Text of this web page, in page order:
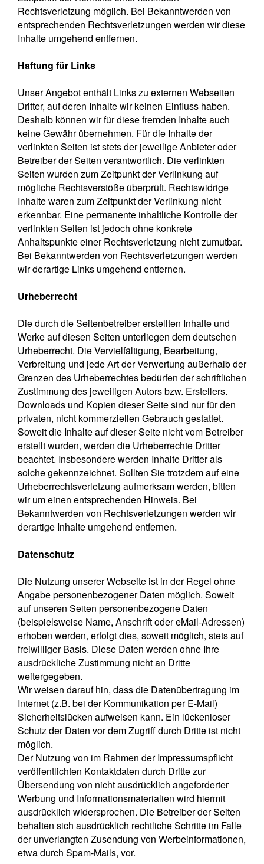
Rechtsverletzung möglich. Bei Bekanntwerden von
entsprechenden Rechtsverletzungen werden wir diese
Inhalte umgehend entfernen.
Haftung für Links
Unser Angebot enthält Links zu externen Webseiten
Dritter, auf deren Inhalte wir keinen Einfluss haben.
Deshalb können wir für diese fremden Inhalte auch
keine Gewähr übernehmen. Für die Inhalte der
verlinkten Seiten ist stets der jeweilige Anbieter oder
Betreiber der Seiten verantwortlich. Die verlinkten
Seiten wurden zum Zeitpunkt der Verlinkung auf
mögliche Rechtsverstöße überprüft. Rechtswidrige
Inhalte waren zum Zeitpunkt der Verlinkung nicht
erkennbar. Eine permanente inhaltliche Kontrolle der
verlinkten Seiten ist jedoch ohne konkrete
Anhaltspunkte einer Rechtsverletzung nicht zumutbar.
Bei Bekanntwerden von Rechtsverletzungen werden
wir derartige Links umgehend entfernen.
Urheberrecht
Die durch die Seitenbetreiber erstellten Inhalte und
Werke auf diesen Seiten unterliegen dem deutschen
Urheberrecht. Die Vervielfältigung, Bearbeitung,
Verbreitung und jede Art der Verwertung außerhalb der
Grenzen des Urheberrechtes bedürfen der schriftlichen
Zustimmung des jeweiligen Autors bzw. Erstellers.
Downloads und Kopien dieser Seite sind nur für den
privaten, nicht kommerziellen Gebrauch gestattet.
Soweit die Inhalte auf dieser Seite nicht vom Betreiber
erstellt wurden, werden die Urheberrechte Dritter
beachtet. Insbesondere werden Inhalte Dritter als
solche gekennzeichnet. Sollten Sie trotzdem auf eine
Urheberrechtsverletzung aufmerksam werden, bitten
wir um einen entsprechenden Hinweis. Bei
Bekanntwerden von Rechtsverletzungen werden wir
derartige Inhalte umgehend entfernen.
Datenschutz
Die Nutzung unserer Webseite ist in der Regel ohne
Angabe personenbezogener Daten möglich. Soweit
auf unseren Seiten personenbezogene Daten
(beispielsweise Name, Anschrift oder eMail-Adressen)
erhoben werden, erfolgt dies, soweit möglich, stets auf
freiwilliger Basis. Diese Daten werden ohne Ihre
ausdrückliche Zustimmung nicht an Dritte
weitergegeben.
Wir weisen darauf hin, dass die Datenübertragung im
Internet (z.B. bei der Kommunikation per E-Mail)
Sicherheitslücken aufweisen kann. Ein lückenloser
Schutz der Daten vor dem Zugriff durch Dritte ist nicht
möglich.
Der Nutzung von im Rahmen der Impressumspflicht
veröffentlichten Kontaktdaten durch Dritte zur
Übersendung von nicht ausdrücklich angeforderter
Werbung und Informationsmaterialien wird hiermit
ausdrücklich widersprochen. Die Betreiber der Seiten
behalten sich ausdrücklich rechtliche Schritte im Falle
der unverlangten Zusendung von Werbeinformationen,
etwa durch Spam-Mails, vor.